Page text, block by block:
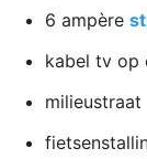
6 ampère
kabel tv op
milieustraat